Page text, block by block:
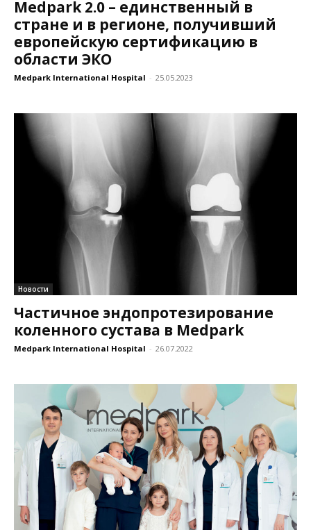
Medpark 2.0 – единственный в
стране и в регионе, получивший
европейскую сертификацию в
области ЭКО
Medpark International Hospital - 25.05.2023
Новости
Частичное эндопротезирование
коленного сустава в Medpark
Medpark International Hospital - 26.07.2022